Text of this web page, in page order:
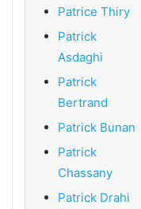
Patrice Thiry
Patrick
Asdaghi
Patrick
Bertrand
Patrick Bunan
Patrick
Chassany
Patrick Drahi